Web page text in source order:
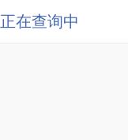
正在查询中